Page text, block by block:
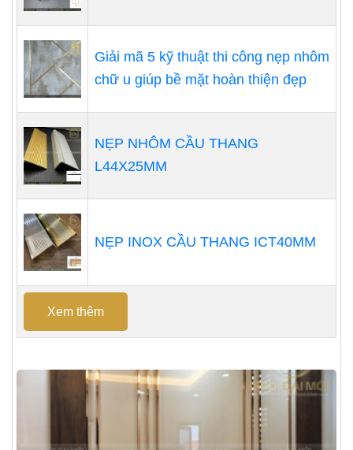
Giải mã 5 kỹ thuật thi công nẹp nhôm
chữ u giúp bề mặt hoàn thiện đẹp
NẸP NHÔM CẦU THANG
L44X25MM
NẸP INOX CẦU THANG ICT40MM
Xem thêm